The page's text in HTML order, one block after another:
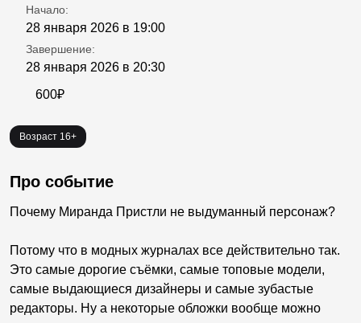
Начало:
28 января 2026 в 19:00
Завершение:
28 января 2026 в 20:30
600₽
Возраст 16+
Про событие
Почему Миранда Пристли не выдуманный персонаж?
Потому что в модных журналах все действительно так.
Это самые дорогие съёмки, самые топовые модели,
самые выдающиеся дизайнеры и самые зубастые
редакторы. Ну а некоторые обложки вообще можно